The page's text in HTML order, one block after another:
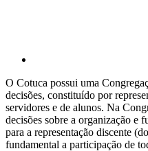
O Cotuca possui uma
decisões, constituído por
servidores e de alunos. Na
decisões sobre a organização e
para a representação discente
fundamental a participação de